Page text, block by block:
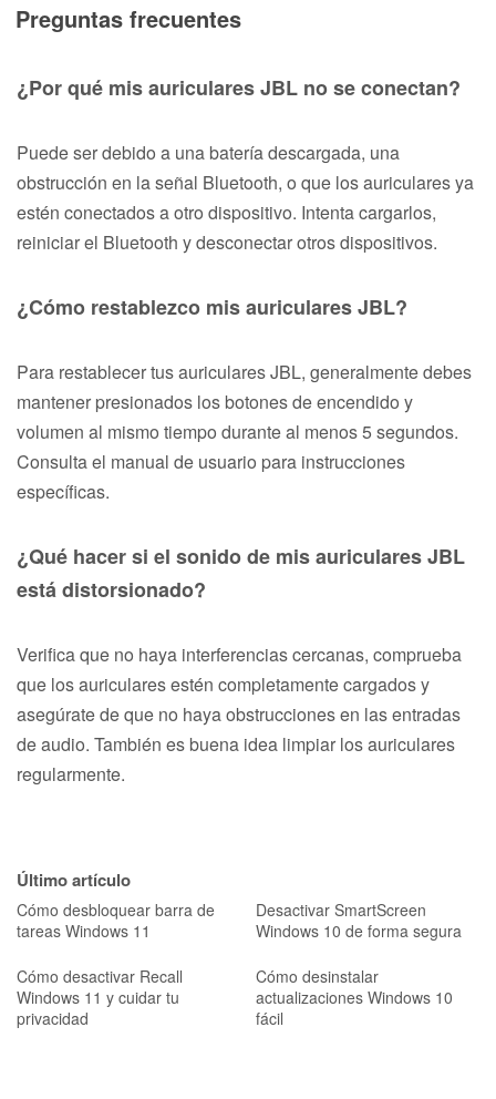
Preguntas frecuentes
¿Por qué mis auriculares JBL no se conectan?
Puede ser debido a una batería descargada, una
obstrucción en la señal Bluetooth, o que los auriculares ya
estén conectados a otro dispositivo. Intenta cargarlos,
reiniciar el Bluetooth y desconectar otros dispositivos.
¿Cómo restablezco mis auriculares JBL?
Para restablecer tus auriculares JBL, generalmente debes
mantener presionados los botones de encendido y
volumen al mismo tiempo durante al menos 5 segundos.
Consulta el manual de usuario para instrucciones
específicas.
¿Qué hacer si el sonido de mis auriculares JBL
está distorsionado?
Verifica que no haya interferencias cercanas, comprueba
que los auriculares estén completamente cargados y
asegúrate de que no haya obstrucciones en las entradas
de audio. También es buena idea limpiar los auriculares
regularmente.
Último artículo
Cómo desbloquear barra de
tareas Windows 11
Desactivar SmartScreen
Windows 10 de forma segura
Cómo desactivar Recall
Windows 11 y cuidar tu
privacidad
Cómo desinstalar
actualizaciones Windows 10
fácil